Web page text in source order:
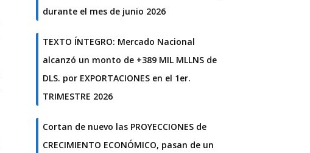
durante el mes de junio 2026
TEXTO ÍNTEGRO: Mercado Nacional
alcanzó un monto de +389 MIL MLLNS de
DLS. por EXPORTACIONES en el 1er.
TRIMESTRE 2026
Cortan de nuevo las PROYECCIONES de
CRECIMIENTO ECONÓMICO, pasan de un